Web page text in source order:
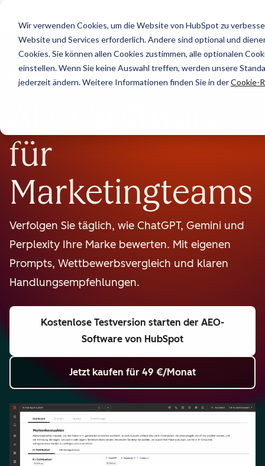
Wir verwenden Cookies, um die Website von HubSpot zu
Website und Services erforderlich. Andere sind optional und
Cookies. Sie können allen Cookies zustimmen, alle optionalen
einstellen. Wenn Sie keine Auswahl treffen, werden unsere
jederzeit ändern. Weitere Informationen finden Sie in derCookie-
Beta
für
Marketingteams
Verfolgen Sie täglich, wie ChatGPT, Gemini und
Perplexity Ihre Marke bewerten. Mit eigenen
Prompts, Wettbewerbsvergleich und klaren
Handlungsempfehlungen.
Kostenlose Testversion starten der AEO-
Software von HubSpot
Jetzt kaufen für 49 €/Monat